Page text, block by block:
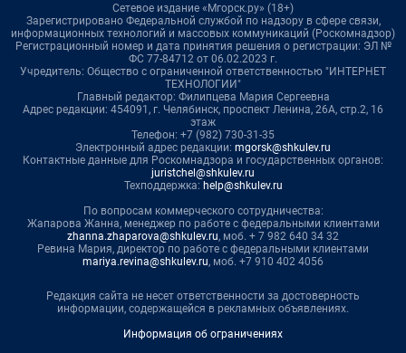
Сетевое издание «Мгорск.ру» (18+)
Зарегистрировано Федеральной службой по надзору в сфере связи,
информационных технологий и массовых коммуникаций (Роскомнадзор)
Регистрационный номер и дата принятия решения о регистрации: ЭЛ №
ФС 77-84712 от 06.02.2023 г.
Учредитель: Общество с ограниченной ответственностью "ИНТЕРНЕТ
ТЕХНОЛОГИИ"
Главный редактор: Филипцева Мария Сергеевна
Адрес редакции: 454091, г. Челябинск, проспект Ленина, 26А, стр.2, 16
этаж
Телефон: +7 (982) 730-31-35
Электронный адрес редакции: mgorsk@shkulev.ru
Контактные данные для Роскомнадзора и государственных органов:
juristchel@shkulev.ru
Техподдержка: help@shkulev.ru
По вопросам коммерческого сотрудничества:
Жапарова Жанна, менеджер по работе с федеральными клиентами
zhanna.zhaparova@shkulev.ru, моб. + 7 982 640 34 32
Ревина Мария, директор по работе с федеральными клиентами
mariya.revina@shkulev.ru, моб. +7 910 402 4056
Редакция сайта не несет ответственности за достоверность
информации, содержащейся в рекламных объявлениях.
Информация об ограничениях